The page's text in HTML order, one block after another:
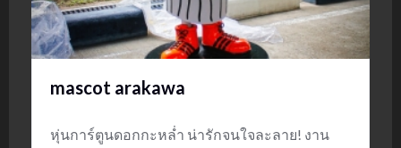
mascot arakawa
หุ่นการ์ตูนดอกกะหล่ำ น่ารักจนใจละลาย! งาน